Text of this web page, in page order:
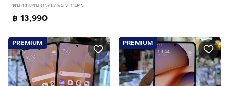
หนองแขม กรุงเทพมหานคร
฿ 13,990
PREMIUM PREMIUM